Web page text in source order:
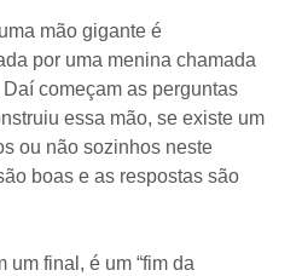
mão gigante é
por uma menina chamada
começam as perguntas
essa mão, se existe um
ou não sozinhos neste
boas e as respostas são
final, é um “fim da